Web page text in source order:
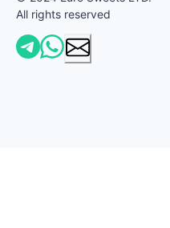
All rights reserved